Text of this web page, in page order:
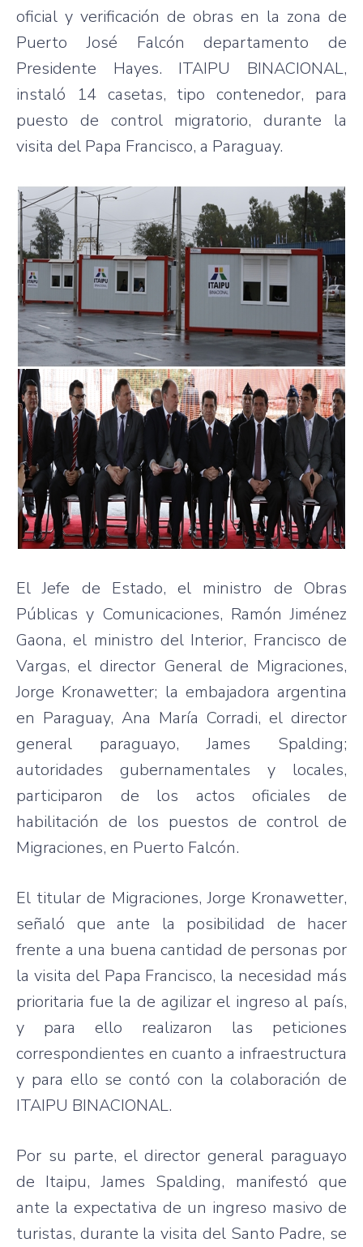
oficial y verificación de obras en la zona de
Puerto José Falcón departamento de
Presidente Hayes. ITAIPU BINACIONAL,
instaló 14 casetas, tipo contenedor, para
puesto de control migratorio, durante la
visita del Papa Francisco, a Paraguay.
El Jefe de Estado, el ministro de Obras
Públicas y Comunicaciones, Ramón Jiménez
Gaona, el ministro del Interior, Francisco de
Vargas, el director General de Migraciones,
Jorge Kronawetter; la embajadora argentina
en Paraguay, Ana María Corradi, el director
general paraguayo, James Spalding;
autoridades gubernamentales y locales,
participaron de los actos oficiales de
habilitación de los puestos de control de
Migraciones, en Puerto Falcón.
El titular de Migraciones, Jorge Kronawetter,
señaló que ante la posibilidad de hacer
frente a una buena cantidad de personas por
la visita del Papa Francisco, la necesidad más
prioritaria fue la de agilizar el ingreso al país,
y para ello realizaron las peticiones
correspondientes en cuanto a infraestructura
y para ello se contó con la colaboración de
ITAIPU BINACIONAL.
Por su parte, el director general paraguayo
de Itaipu, James Spalding, manifestó que
ante la expectativa de un ingreso masivo de
turistas, durante la visita del Santo Padre, se